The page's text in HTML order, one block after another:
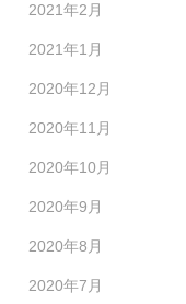
2021年2月
2021年1月
2020年12月
2020年11月
2020年10月
2020年9月
2020年8月
2020年7月